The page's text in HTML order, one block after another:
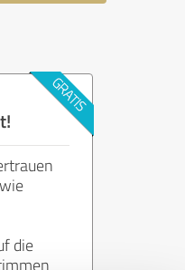
die